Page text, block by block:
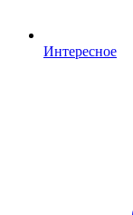
Интересное